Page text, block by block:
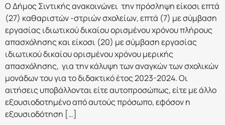
Ο Δήμος Σιντικής ανακοινώνει την πρόσληψη είκοσι επτά
(27) καθαριστών -στριών σχολείων, επτά (7) με σύμβαση
εργασίας ιδιωτικού δικαίου ορισμένου χρόνου πλήρους
απασχόλησης και είκοσι (20) με σύμβαση εργασίας
ιδιωτικού δικαίου ορισμένου χρόνου μερικής
απασχόλησης, για την κάλυψη των αναγκών των σχολικών
μονάδων του για το διδακτικό έτος 2023-2024. Οι
αιτήσεις υποβάλλονται είτε αυτοπροσώπως, είτε με άλλο
εξουσιοδοτημένο από αυτούς πρόσωπο, εφόσον η
εξουσιοδότηση […]